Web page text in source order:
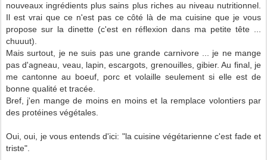
nouveaux ingrédients plus sains plus riches au niveau nutritionnel.
Il est vrai que ce n'est pas ce côté là de ma cuisine que je vous
propose sur la dinette (c'est en réflexion dans ma petite tête ...
chuuut).
Mais surtout, je ne suis pas une grande carnivore ... je ne mange
pas d'agneau, veau, lapin, escargots, grenouilles, gibier. Au final, je
me cantonne au boeuf, porc et volaille seulement si elle est de
bonne qualité et tracée.
Bref, j'en mange de moins en moins et la remplace volontiers par
des protéines végétales.
Oui, oui, je vous entends d'ici: "la cuisine végétarienne c'est fade et
triste".